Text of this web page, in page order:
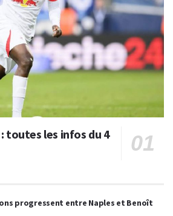
toutes les infos du 4
progressent entre Naples et Benoît